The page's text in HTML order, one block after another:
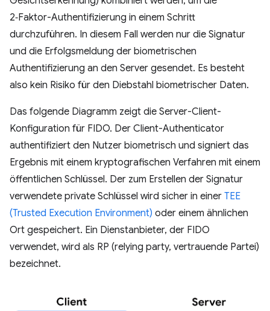
2‑Faktor-Authentifizierung in einem Schritt
durchzuführen. In diesem Fall werden nur die Signatur
und die Erfolgsmeldung der biometrischen
Authentifizierung an den Server gesendet. Es besteht
also kein Risiko für den Diebstahl biometrischer Daten.
Das folgende Diagramm zeigt die Server-Client-
Konfiguration für FIDO. Der Client-Authenticator
authentifiziert den Nutzer biometrisch und signiert das
Ergebnis mit einem kryptografischen Verfahren mit einem
öffentlichen Schlüssel. Der zum Erstellen der Signatur
verwendete private Schlüssel wird sicher in einer TEE
(Trusted Execution Environment) oder einem ähnlichen
Ort gespeichert. Ein Dienstanbieter, der FIDO
verwendet, wird als RP (relying party, vertrauende Partei)
bezeichnet.